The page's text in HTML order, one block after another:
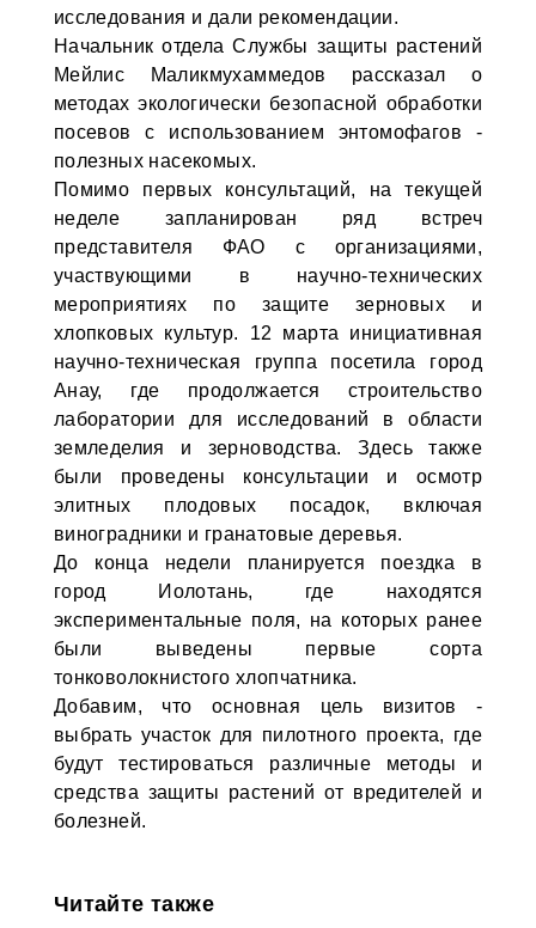
исследования и дали рекомендации.
Начальник отдела Службы защиты растений
Мейлис Маликмухаммедов рассказал о
методах экологически безопасной обработки
посевов с использованием энтомофагов -
полезных насекомых.
Помимо первых консультаций, на текущей
неделе запланирован ряд встреч
представителя ФАО с организациями,
участвующими в научно-технических
мероприятиях по защите зерновых и
хлопковых культур. 12 марта инициативная
научно-техническая группа посетила город
Анау, где продолжается строительство
лаборатории для исследований в области
земледелия и зерноводства. Здесь также
были проведены консультации и осмотр
элитных плодовых посадок, включая
виноградники и гранатовые деревья.
До конца недели планируется поездка в
город Иолотань, где находятся
экспериментальные поля, на которых ранее
были выведены первые сорта
тонковолокнистого хлопчатника.
Добавим, что основная цель визитов -
выбрать участок для пилотного проекта, где
будут тестироваться различные методы и
средства защиты растений от вредителей и
болезней.
Читайте также